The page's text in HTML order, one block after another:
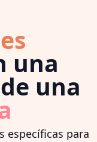
una
una
específicas para